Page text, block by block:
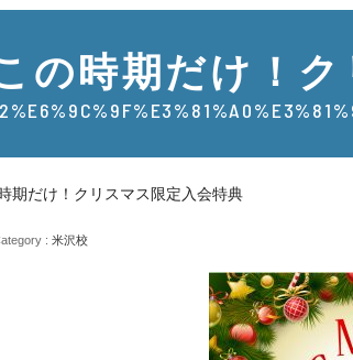
の時期だけ！
期だけ！クリスマス限定入会特典
: 米沢校